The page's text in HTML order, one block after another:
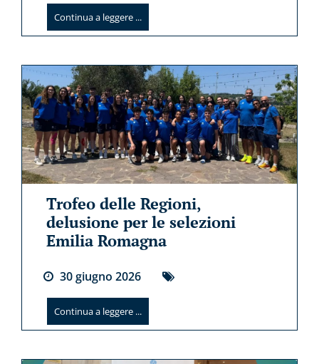
Continua a leggere ...
Trofeo delle Regioni,
delusione per le selezioni
Emilia Romagna
30giugno 2026
Continua a leggere ...